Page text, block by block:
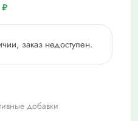
₽
заказ недоступен.
добавки